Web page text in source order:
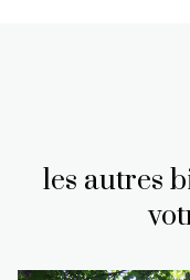
les autres